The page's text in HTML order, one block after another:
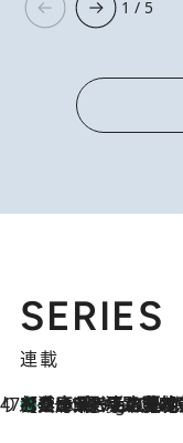
1 / 5
SERIES
連載
47都道府県の手みやげ ひんやりスイーツで夏を満喫
1 Hour Ago
【兵庫県】この夏絶対食べたい 冷やしておいしいおやつ3選 淡路島の恵みをジェラートに集約